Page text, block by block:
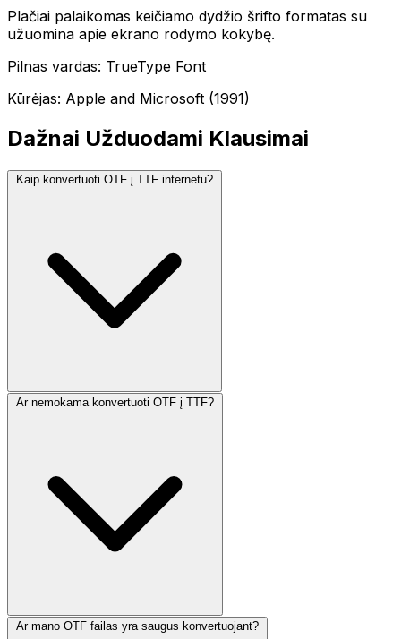
Plačiai palaikomas keičiamo dydžio šrifto formatas su
užuomina apie ekrano rodymo kokybę.
Pilnas vardas: TrueType Font
Kūrėjas: Apple and Microsoft (1991)
Dažnai Užduodami Klausimai
Kaip konvertuoti OTF į TTF internetu?
Ar nemokama konvertuoti OTF į TTF?
Ar mano OTF failas yra saugus konvertuojant?